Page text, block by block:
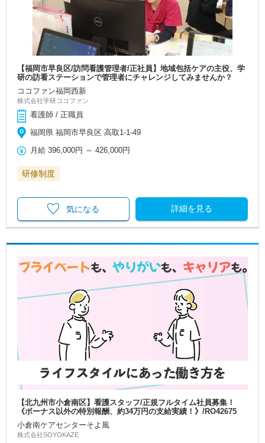
【福岡市早良区/訪問看護管理者/正社員】地域包括ケアの主役、学
研の訪看ステーションで管理者にチャレンジしてみませんか？
ココファン福岡西新
株式会社学研ココファン
看護師 / 正職員
福岡県 福岡市早良区 高取1-1-49
月給 396,000円 ～426,000円
研修制度
詳細を見る
気になる
【北九州市小倉南区】看護スタッフ/正規フルタイム社員募集！
《ボーナス以外の特別報酬、約34万円の支給実績！》/RO42675
小倉南ケアセンターそよ風
株式会社SOYOKAZE